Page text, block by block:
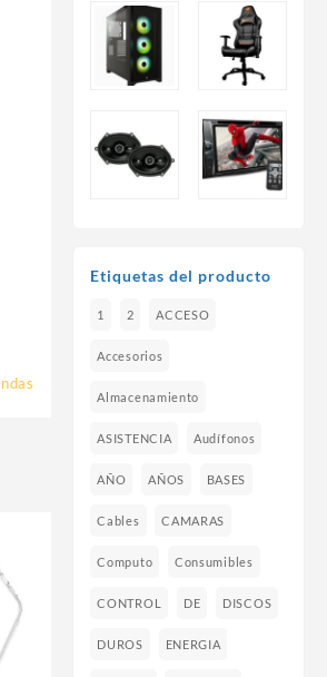
Etiquetas del producto
1 2 ACCESO
Accesorios
Almacenamiento
ASISTENCIA Audífonos
AÑO AÑOS BASES
Cables CAMARAS
Computo Consumibles
CONTROL DE DISCOS
DUROS ENERGIA